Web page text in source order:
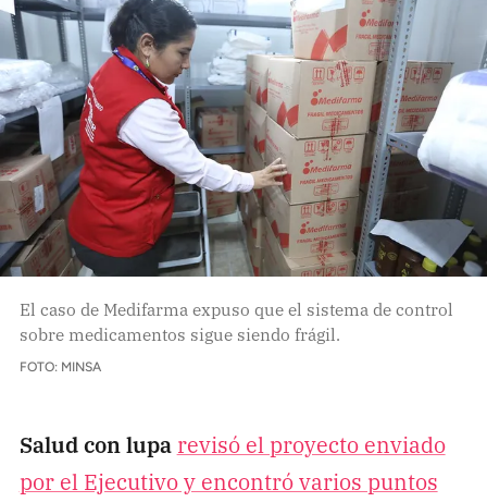
El caso de Medifarma expuso que el sistema de control
sobre medicamentos sigue siendo frágil.
FOTO: MINSA
Salud con lupa revisó el proyecto enviado
por el Ejecutivo y encontró varios puntos